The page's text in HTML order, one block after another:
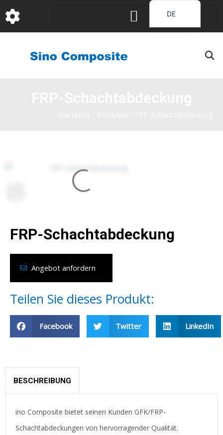
至
内
FRP-Schachtabdeckung
Angebot anfordern
Teilen Sie dieses Produkt:
Facebook Twitter LinkedIn
BESCHREIBUNG
ino Composite bietet seinen Kunden GFK/FRP-
Schachtabdeckungen von hervorragender Qualität.
DE
EN